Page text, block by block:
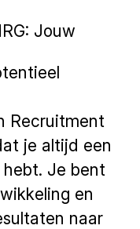
Jouw
Recruitment
je altijd een
hebt. Je bent
en
naar